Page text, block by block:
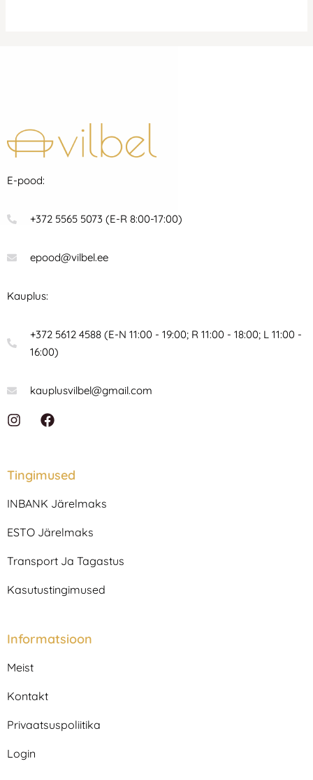
E-pood:
+372 5565 5073 (E-R 8:00-17:00)
epood@vilbel.ee
Kauplus:
+372 5612 4588 (E-N 11:00 - 19:00; R 11:00 - 18:00; L 11:00 -
16:00)
kauplusvilbel@gmail.com
I
a
r
m
F
b
o
Tingimused
INBANK Järelmaks
ESTO Järelmaks
Transport Ja Tagastus
Kasutustingimused
Informatsioon
Meist
Kontakt
Privaatsuspoliitika
Login